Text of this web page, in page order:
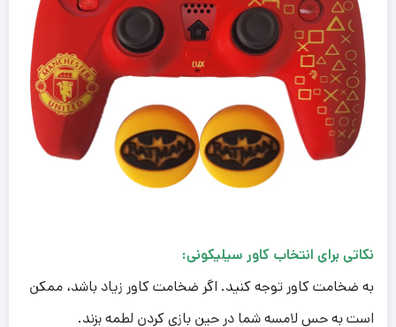
نکاتی برای انتخاب کاور سیلیکونی:
به ضخامت کاور توجه کنید. اگر ضخامت کاور زیاد باشد، ممکن
است به حس لامسه شما در حین بازی کردن لطمه بزند.